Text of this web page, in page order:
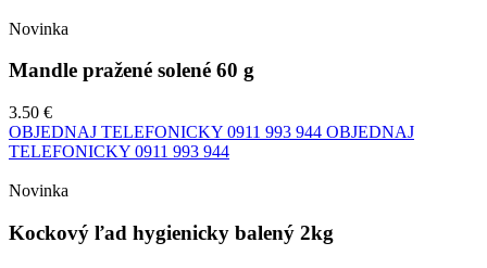
Novinka
Mandle pražené solené 60 g
3.50 €
OBJEDNAJ TELEFONICKY 0911 993 944 OBJEDNAJ
TELEFONICKY 0911 993 944
Novinka
Kockový ľad hygienicky balený 2kg